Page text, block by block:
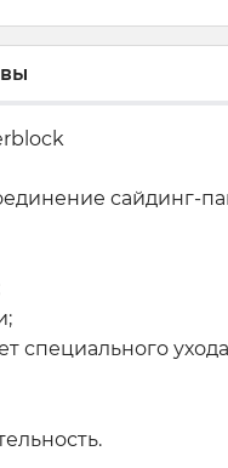
сайдинг-
специального